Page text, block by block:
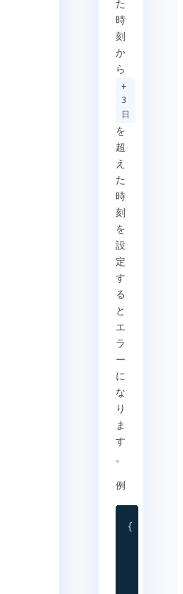
た
時
刻
か
ら
+
3
日
を
超
え
た
時
刻
を
設
定
す
る
と
エ
ラ
ー
に
な
り
ま
す
。
例
{